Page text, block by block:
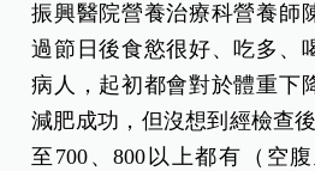
振興醫院營養治療科營養師
過節日後食慾很好、吃多、
病人，起初都會對於體重下
減肥成功，但沒想到經檢查
至700、800以上都有（空